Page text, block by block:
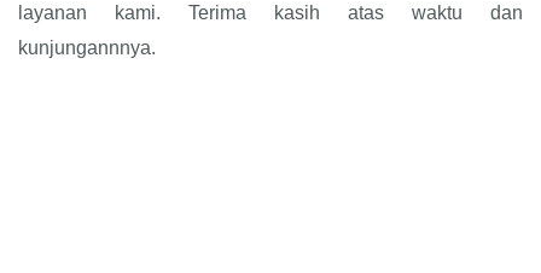
layanan kami. Terima kasih atas waktu dan
kunjungannnya.